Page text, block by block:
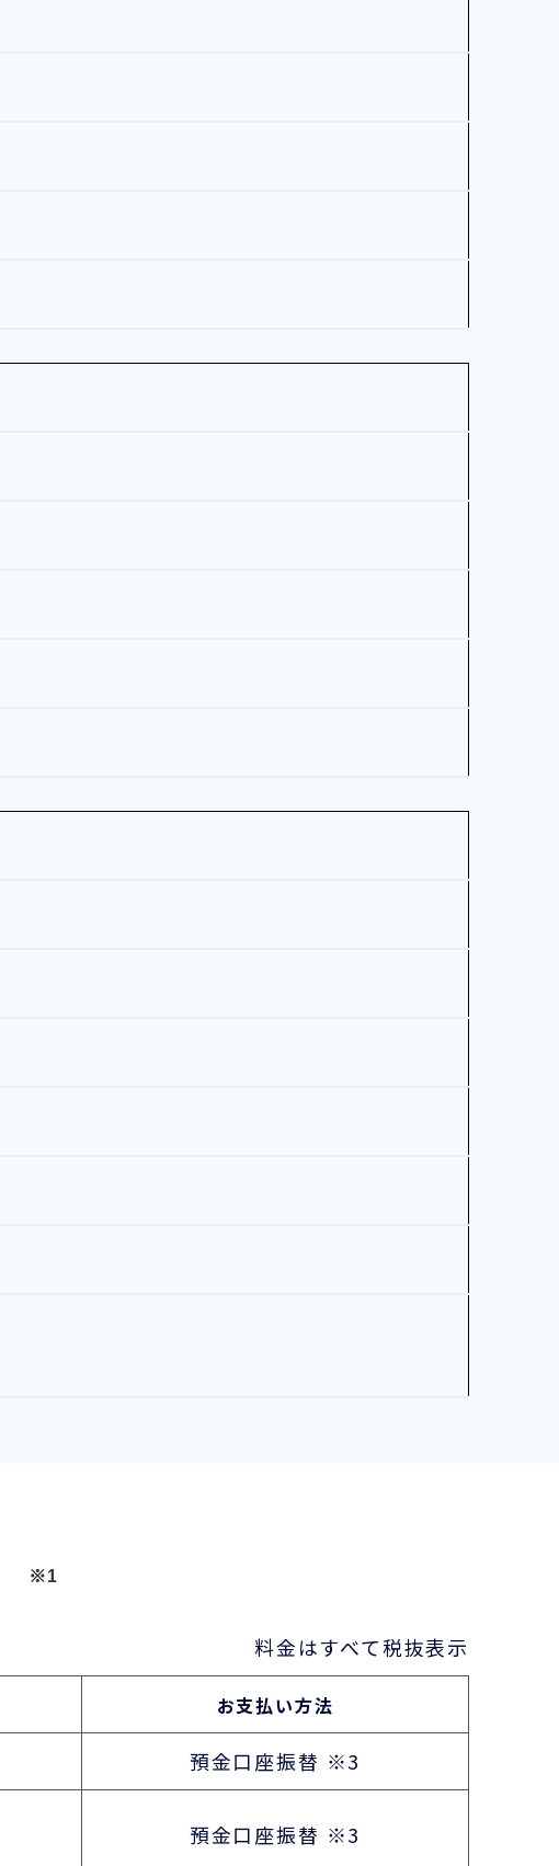
※1
料金はすべて税抜表示
お支払い方法
預金口座振替 ※3
預金口座振替 ※3